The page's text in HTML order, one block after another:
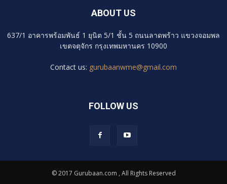
ABOUT US
637/1 อาคารพร้อมพันธ์ 1 ยุนิต 5/1 ชั้น 5 ถนนลาดพร้าว แขวงจอมพล
เขตจตุจักร กรุงเทพมหานคร 10900
Contact us: gurubaanwme@gmail.com
FOLLOW US
© 2017 Gurubaan.com , All Rights Reserved